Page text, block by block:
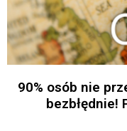
90% osób nie
bezbłędnie!